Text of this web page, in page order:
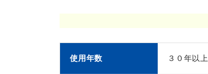
使用年数 ３０年以上